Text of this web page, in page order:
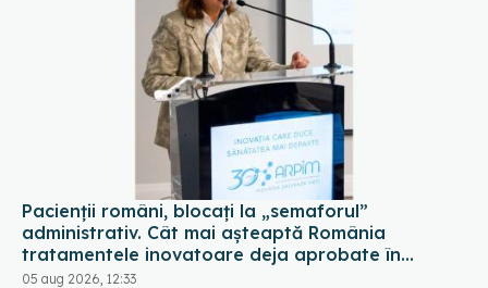
Pacienții români, blocați la „semaforul”
administrativ. Cât mai așteaptă România
tratamentele inovatoare deja aprobate în
Europa
05 aug 2026, 12:33